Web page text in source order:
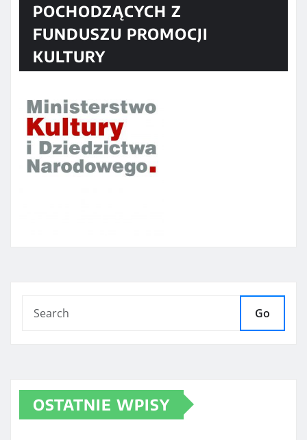
POCHODZĄCYCH Z
FUNDUSZU PROMOCJI
KULTURY
Go
OSTATNIE WPISY